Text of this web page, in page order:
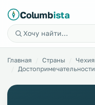
Columbista
Главная Страны Чехия
Достопримечательности